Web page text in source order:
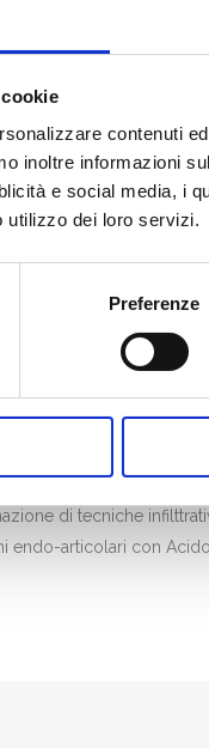
contenuti
inoltre informazioni
e social media, i
utilizzo dei loro servizi.
Preferenze
e mi occupo
di tecniche
endo-articolari con